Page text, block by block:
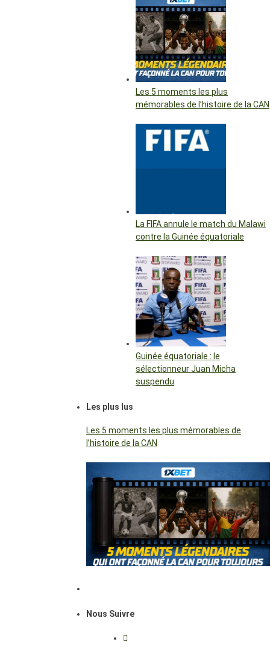
Les 5 moments les plus
mémorables de l’histoire de la CAN
La FIFA annule le match du Malawi
contre la Guinée équatoriale
Guinée équatoriale : le
sélectionneur Juan Micha
suspendu
Les plus lus
Les 5 moments les plus mémorables de
l’histoire de la CAN
Nous Suivre